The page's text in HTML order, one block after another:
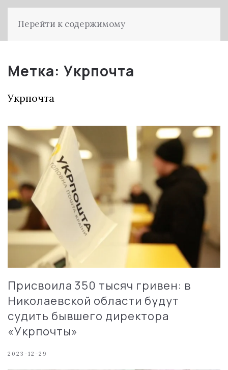
Перейти к содержимому
Метка: Укрпочта
Укрпочта
Присвоила 350 тысяч гривен: в
Николаевской области будут
судить бывшего директора
«Укрпочты»
2023-12-29